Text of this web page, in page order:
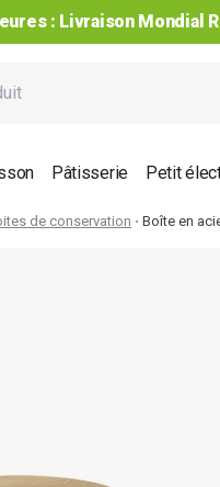
: Livraison Mondial
Pâtisserie Petit
de conservation Boîte en